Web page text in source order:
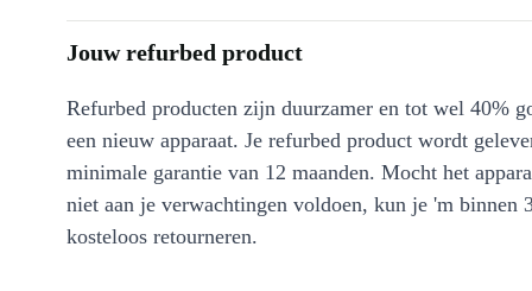
Jouw refurbed product
Refurbed producten zijn duurzamer en tot wel 40%
een nieuw apparaat. Je refurbed product wordt
minimale garantie van 12 maanden. Mocht het
niet aan je verwachtingen voldoen, kun je 'm binnen
kosteloos retourneren.